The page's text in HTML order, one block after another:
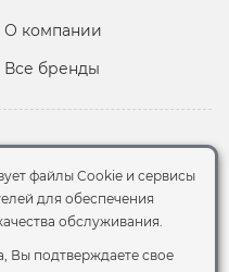
О компании
Все бренды
файлы Cookie и сервисы
для обеспечения
обслуживания.
Вы подтверждаете свое